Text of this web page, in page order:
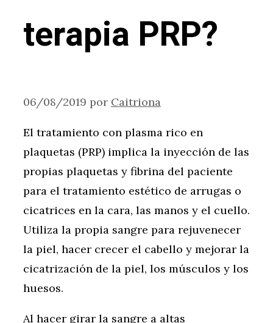
terapia PRP?
06/08/2019 por Caitriona
El tratamiento con plasma rico en
plaquetas (PRP) implica la inyección de las
propias plaquetas y fibrina del paciente
para el tratamiento estético de arrugas o
cicatrices en la cara, las manos y el cuello.
Utiliza la propia sangre para rejuvenecer
la piel, hacer crecer el cabello y mejorar la
cicatrización de la piel, los músculos y los
huesos.
Al hacer girar la sangre a altas